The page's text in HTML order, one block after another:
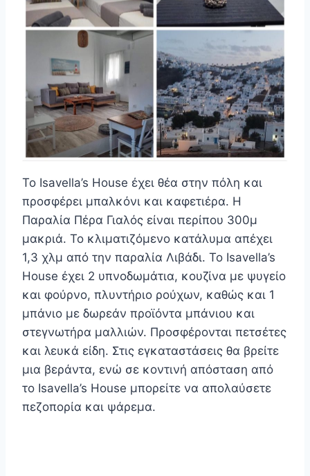
Το Isavella’s House έχει θέα στην πόλη και
προσφέρει μπαλκόνι και καφετιέρα. Η
Παραλία Πέρα Γιαλός είναι περίπου 300μ
μακριά. Το κλιματιζόμενο κατάλυμα απέχει
1,3 χλμ από την παραλία Λιβάδι. Το Isavella’s
House έχει 2 υπνοδωμάτια, κουζίνα με ψυγείο
και φούρνο, πλυντήριο ρούχων, καθώς και 1
μπάνιο με δωρεάν προϊόντα μπάνιου και
στεγνωτήρα μαλλιών. Προσφέρονται πετσέτες
και λευκά είδη. Στις εγκαταστάσεις θα βρείτε
μια βεράντα, ενώ σε κοντινή απόσταση από
το Isavella’s House μπορείτε να απολαύσετε
πεζοπορία και ψάρεμα.